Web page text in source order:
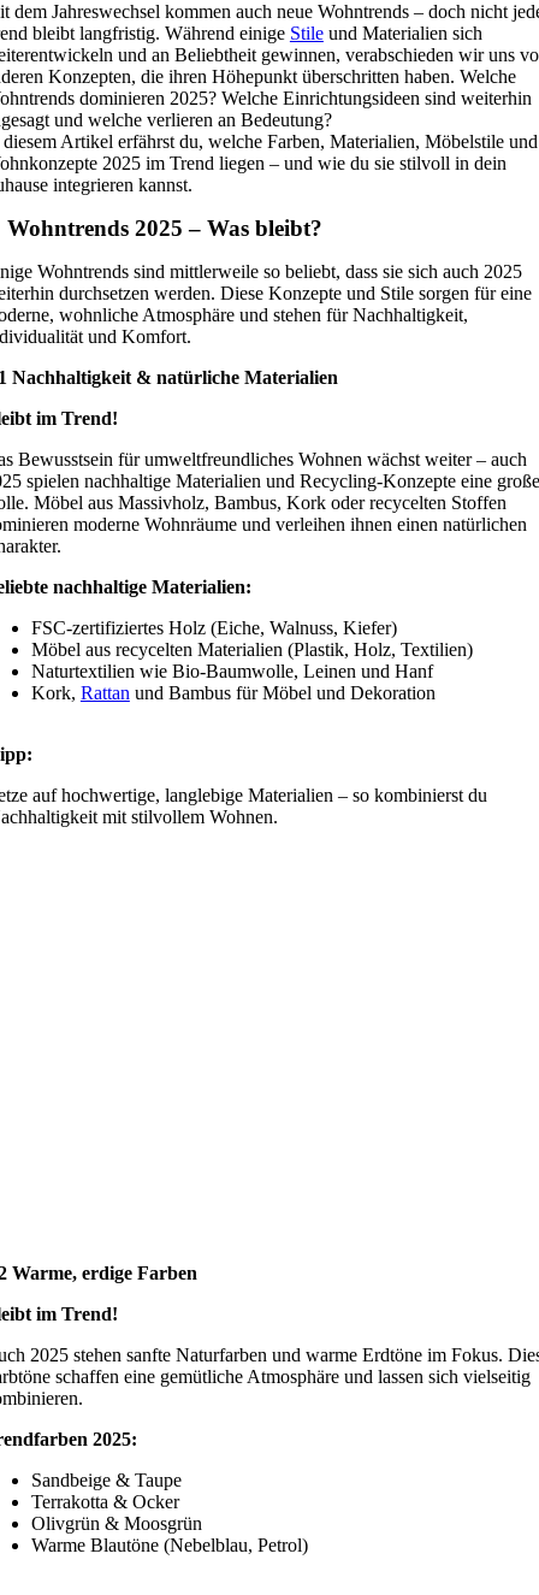
dem Jahreswechsel kommen auch neue Wohntrends – doch nicht
bleibt langfristig. Während einige Stileund Materialien sich
und an Beliebtheit gewinnen, verabschieden wir uns
Konzepten, die ihren Höhepunkt überschritten haben. Welche
dominieren 2025? Welche Einrichtungsideen sind weiterhin
und welche verlieren an Bedeutung?
Artikel erfährst du, welche Farben, Materialien, Möbelstile und
2025 im Trend liegen – und wie du sie stilvoll in dein
integrieren kannst.
Wohntrends 2025 – Was bleibt?
Wohntrends sind mittlerweile so beliebt, dass sie sich auch 2025
durchsetzen werden. Diese Konzepte und Stile sorgen für eine
wohnliche Atmosphäre und stehen für Nachhaltigkeit,
und Komfort.
Nachhaltigkeit & natürliche Materialien
im Trend!
Bewusstsein für umweltfreundliches Wohnen wächst weiter – auch
spielen nachhaltige Materialien und Recycling-Konzepte eine große
Möbel aus Massivholz, Bambus, Kork oder recycelten Stoffen
moderne Wohnräume und verleihen ihnen einen natürlichen
nachhaltige Materialien:
FSC-zertifiziertes Holz (Eiche, Walnuss, Kiefer)
Möbel aus recycelten Materialien (Plastik, Holz, Textilien)
Naturtextilien wie Bio-Baumwolle, Leinen und Hanf
Kork, Rattan und Bambus für Möbel und Dekoration
auf hochwertige, langlebige Materialien – so kombinierst du
mit stilvollem Wohnen.
Warme, erdige Farben
im Trend!
2025 stehen sanfte Naturfarben und warme Erdtöne im Fokus.
schaffen eine gemütliche Atmosphäre und lassen sich vielseitig
2025:
Sandbeige & Taupe
Terrakotta & Ocker
Olivgrün & Moosgrün
Warme Blautöne (Nebelblau, Petrol)